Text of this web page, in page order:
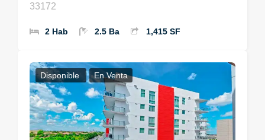
33172
2 Hab 2.5 Ba 1,415 SF
Disponible En Venta